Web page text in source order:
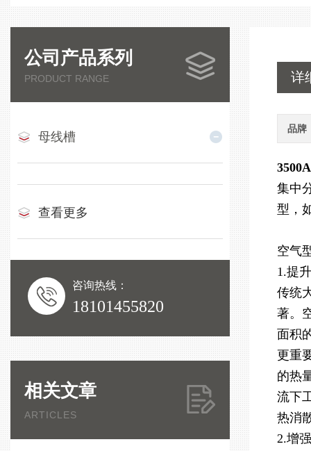
公司产品系列
PRODUCT RANGE
母线槽
查看更多
咨询热线：
18101455820
相关文章
ARTICLES
详
品牌
集中
型，
空气
1.提
传统
著。
面积
更重
的热
流下
热消
2.增